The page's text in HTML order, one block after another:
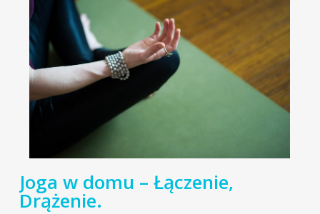
Joga w domu – Łączenie,
Drążenie.